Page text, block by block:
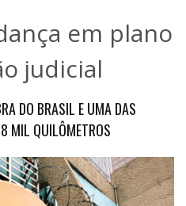
em plano
judicial
DO BRASIL E UMA DAS
MIL QUILÔMETROS